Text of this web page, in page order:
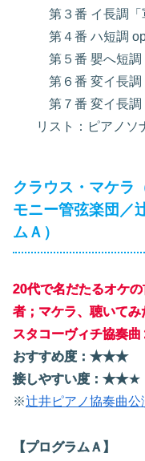
第３番 イ長調「
第４番 ハ短調
第５番 嬰へ短調
第６番 変イ長調
第７番 変イ長調
リスト：ピアノソ
クラウス・マケラ
モニー管弦楽団／
ムＡ）
20代で名だたるオケ
者；マケラ、聴いてみ
スタコーヴィチ協奏曲
おすすめ度：★★★
接しやすい度：★★★
※辻井ピアノ協奏曲公
【プログラムＡ】